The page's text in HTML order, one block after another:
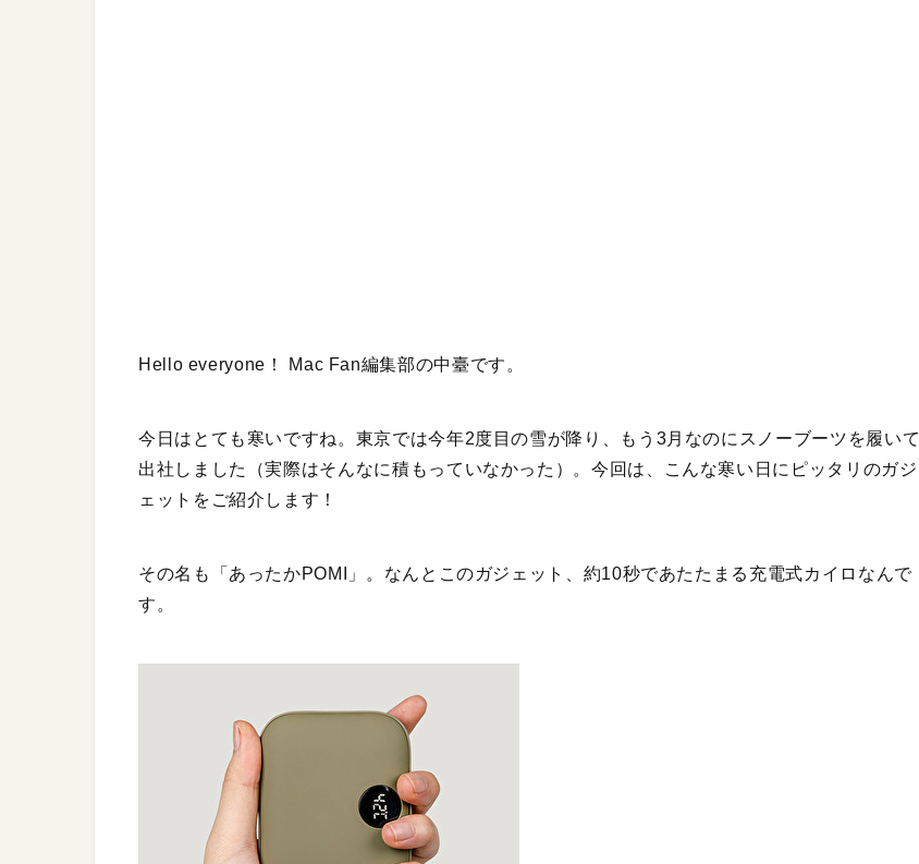
Hello everyone！ Mac Fan編集部の中臺です。
今日はとても寒いですね。東京では今年2度目の雪が降り、もう3月なのにスノーブーツを履いて
出社しました（実際はそんなに積もっていなかった）。今回は、こんな寒い日にピッタリのガジ
ェットをご紹介します！
その名も「あったかPOMI」。なんとこのガジェット、約10秒であたたまる充電式カイロなんで
す。